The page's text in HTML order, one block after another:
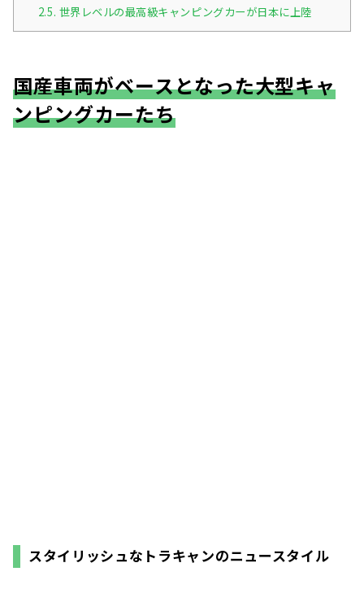
2.5. 世界レベルの最高級キャンピングカーが日本に上陸
国産車両がベースとなった大型キャ
ンピングカーたち
スタイリッシュなトラキャンのニュースタイル